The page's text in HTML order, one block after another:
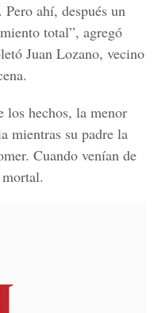
ahí, después un
total”, agregó
Juan Lozano, vecino
los hechos, la menor
mientras su padre la
Cuando venían de